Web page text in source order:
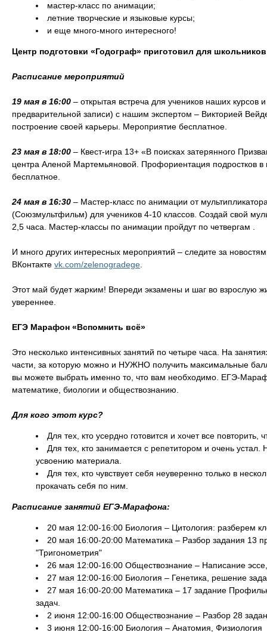
мастер-класс по анимации;
летние творческие и языковые курсы;
и еще много-много интересного!
Центр подготовки «Годограф» приготовил для
Расписание мероприятий
19 мая в 16:00 – открытая встреча для учеников наших курсов
предварительной записи) с нашим экспертом – Викторией
построение своей карьеры. Мероприятие бесплатное.
23 мая в 18:00 – Квест-игра 13+ «В поисках затерянного
центра Аленой Мартемьяновой. Профориентация подростков
бесплатное.
24 мая в 16:30 – Мастер-класс по анимации от
(Союзмультфильм) для учеников 4-10 классов. Создай свой
2,5 часа. Мастер-классы по анимации пройдут по четвергам .
И много других интересных мероприятий – следите за
ВКонтакте vk.com/zelenogradege
Этот май будет жарким! Впереди экзамены и шаг во взрослую
увереннее.
ЕГЭ Марафон «Вспомнить всё»
Это несколько интенсивных занятий по четыре часа. На
части, за которую можно и НУЖНО получить максимальные
вы можете выбрать именно то, что вам необходимо. ЕГЭ-
математике, биологии и обществознанию.
Для кого этот курс?
Для тех, кто усердно готовится и хочет все
Для тех, кто занимается с репетитором и очень
усвоению материала.
Для тех, кто чувствует себя неуверенно только в
прокачать себя по ним.
Расписание занятий ЕГЭ-Марафона:
20 мая 12:00-16:00 Биология – Цитология: разберем
20 мая 16:00-20:00 Математика – Разбор задания 13
"Тригонометрия"
26 мая 12:00-16:00 Обществознание – Написание
27 мая 12:00-16:00 Биология – Генетика, решение
27 мая 16:00-20:00 Математика – 17 задание
задач.
2 июня 12:00-16:00 Обществознание – Разбор 28
3 июня 12:00-16:00 Биология – Анатомия, Физиология